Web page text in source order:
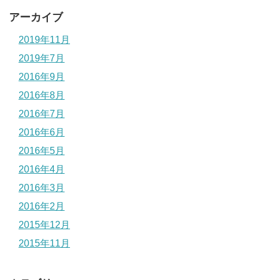
アーカイブ
2019年11月
2019年7月
2016年9月
2016年8月
2016年7月
2016年6月
2016年5月
2016年4月
2016年3月
2016年2月
2015年12月
2015年11月